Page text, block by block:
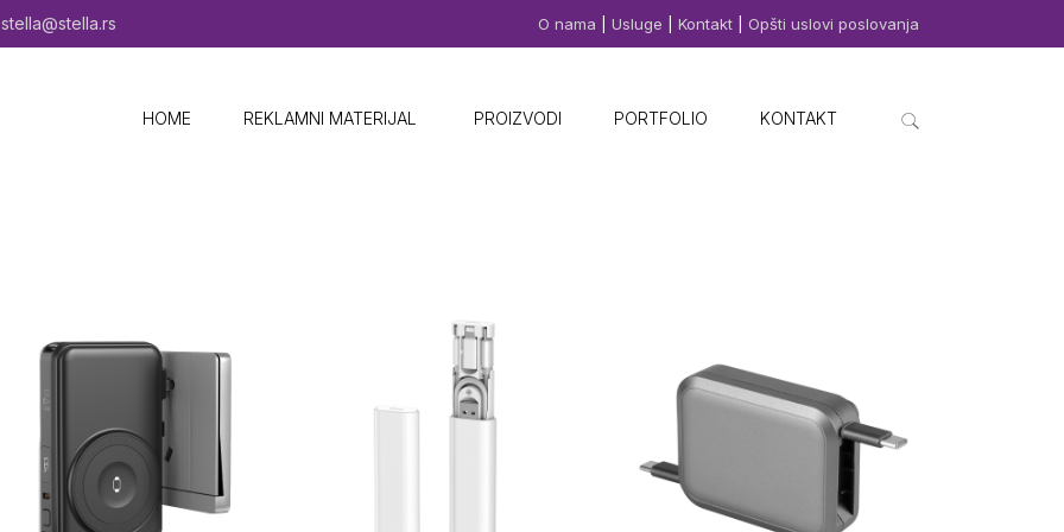
O nama Usluge Kontakt Opšti uslovi poslovanja
HOME REKLAMNI MATERIJAL ​ PROIZVODI PORTFOLIO KONTAKT